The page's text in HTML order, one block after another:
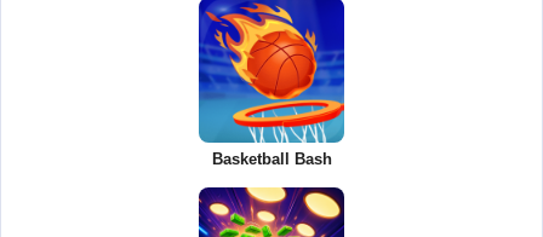
Basketball Bash